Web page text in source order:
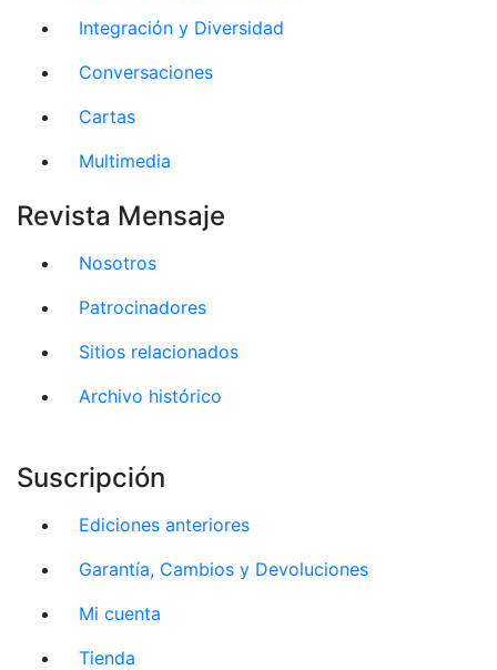
Integración y Diversidad
Conversaciones
Cartas
Multimedia
Revista Mensaje
Nosotros
Patrocinadores
Sitios relacionados
Archivo histórico
Suscripción
Ediciones anteriores
Garantía, Cambios y Devoluciones
Mi cuenta
Tienda